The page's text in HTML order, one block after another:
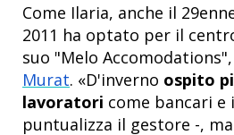
Come Ilaria, anche il
2011 ha optato per il
suo "Melo
Murat. «D'inverno ospito
lavoratori come bancari
puntualizza il gestore -,